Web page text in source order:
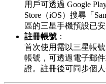
用戶可透過 Google
Store（iOS）搜尋「
區的三星手機預設已安
註冊帳號 ：
首次使用需以三星帳號
帳號，可透過電子郵
證。註冊後可同步個